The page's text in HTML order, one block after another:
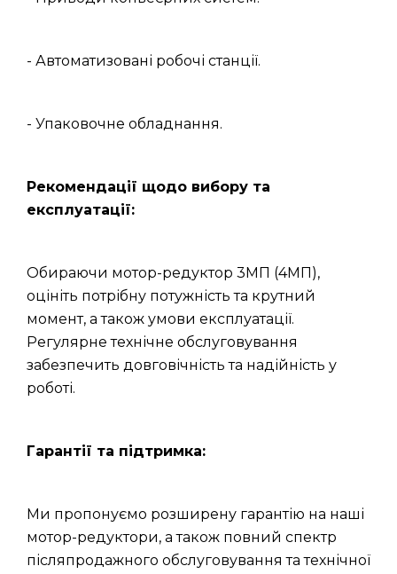
- Автоматизовані робочі станції.
- Упаковочне обладнання.
Рекомендації щодо вибору та
експлуатації:
Обираючи мотор-редуктор 3МП (4МП),
оцініть потрібну потужність та крутний
момент, а також умови експлуатації.
Регулярне технічне обслуговування
забезпечить довговічність та надійність у
роботі.
Гарантії та підтримка:
Ми пропонуємо розширену гарантію на наші
мотор-редуктори, а також повний спектр
післяпродажного обслуговування та технічної